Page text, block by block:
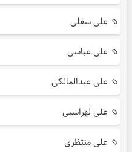
علی سفلی
علی عباسی
علی عبدالمالکی
علی لهراسبی
علی منتظری